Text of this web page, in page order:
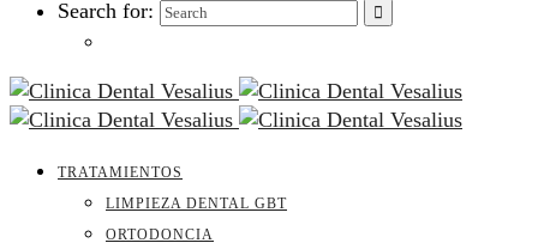
Search for:
TRATAMIENTOS
LIMPIEZA DENTAL GBT
ORTODONCIA